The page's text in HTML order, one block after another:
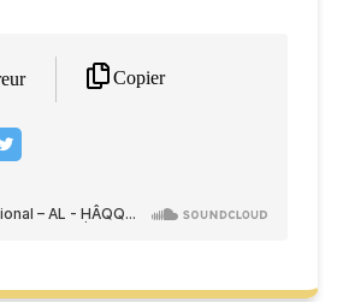
Copier